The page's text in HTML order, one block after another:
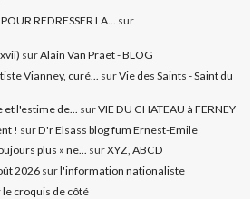
REDRESSER LA... sur
surAlain Van Praet - BLOG
Vianney, curé...
surVie des Saints - Saint du
et l'estime de... surVIE DU CHATEAU à FERNEY
! surD'r Elsass blog fum Ernest-Emile
plus » ne... surXYZ, ABCD
2026 surl'information nationaliste
le croquis de côté